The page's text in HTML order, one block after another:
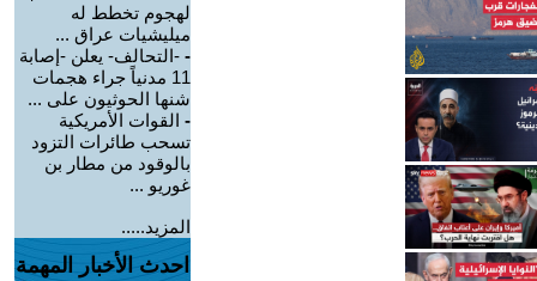
لهجوم تخطط له
ميليشيات عراق ...
- -التحالف- يعلن -إصابة
11 مدنياً جراء هجمات
شنها الحوثيون على ...
- القوات الأمريكية
تسحب طائرات التزود
بالوقود من مطار بن
غوريو ...
المزيد.....
احدث الأخبار المهمة